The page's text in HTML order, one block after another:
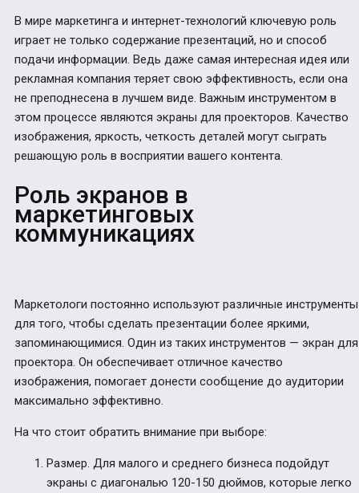
В мире маркетинга и интернет-технологий ключевую роль
играет не только содержание презентаций, но и способ
подачи информации. Ведь даже самая интересная идея или
рекламная компания теряет свою эффективность, если она
не преподнесена в лучшем виде. Важным инструментом в
этом процессе являются экраны для проекторов. Качество
изображения, яркость, четкость деталей могут сыграть
решающую роль в восприятии вашего контента.
Роль экранов в
маркетинговых
коммуникациях
Маркетологи постоянно используют различные инструменты
для того, чтобы сделать презентации более яркими,
запоминающимися. Один из таких инструментов — экран для
проектора. Он обеспечивает отличное качество
изображения, помогает донести сообщение до аудитории
максимально эффективно.
На что стоит обратить внимание при выборе:
Размер. Для малого и среднего бизнеса подойдут
экраны с диагональю 120-150 дюймов, которые легко